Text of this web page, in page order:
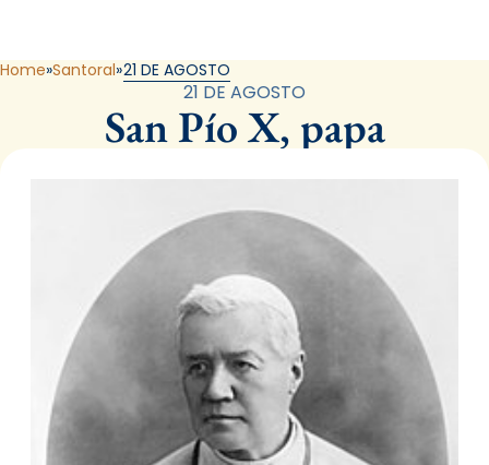
Home Santoral 21 DE AGOSTO
21 DE AGOSTO
San Pío X, papa